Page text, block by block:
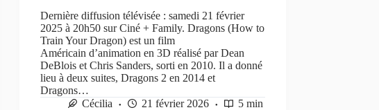
Dernière diffusion télévisée : samedi 21 février
2025 à 20h50 sur Ciné + Family. Dragons (How to
Train Your Dragon) est un film
Américain d’animation en 3D réalisé par Dean
DeBlois et Chris Sanders, sorti en 2010. Il a donné
lieu à deux suites, Dragons 2 en 2014 et
Dragons…
Cécilia
21 février 2026 5 min